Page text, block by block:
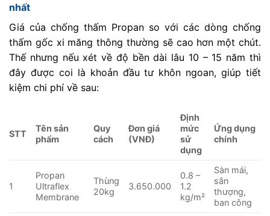
nhất
Giá của chống thấm Propan so với các dòng chống
thấm gốc xi măng thông thường sẽ cao hơn một chút.
Thế nhưng nếu xét về độ bền dài lâu 10 – 15 năm thì
đây được coi là khoản đầu tư khôn ngoan, giúp tiết
kiệm chi phí về sau:
STT
Tên sản
phẩm
Quy
cách
Đơn giá
(VNĐ)
Định
mức
sử
dụng
Ứng dụng
chính
1
Propan
Ultraflex
Membrane
Thùng
20kg
3.650.000
0.8 –
1.2
kg/m²
Sàn mái,
sân
thượng,
ban công